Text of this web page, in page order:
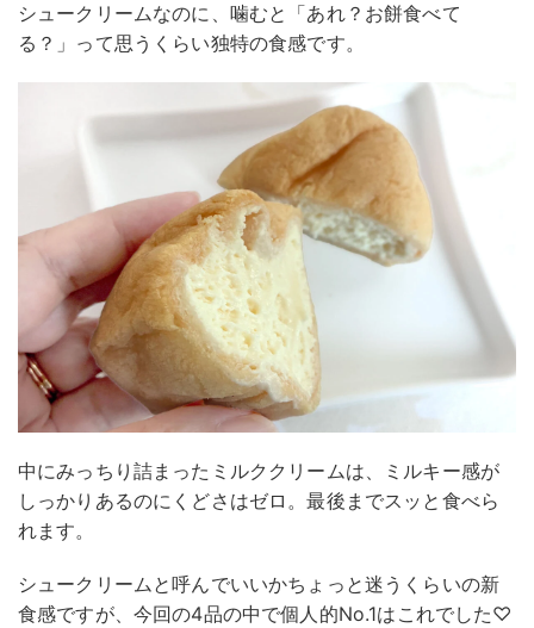
シュークリームなのに、噛むと「あれ？お餅食べて
る？」って思うくらい独特の食感です。
中にみっちり詰まったミルククリームは、ミルキー感が
しっかりあるのにくどさはゼロ。最後までスッと食べら
れます。
シュークリームと呼んでいいかちょっと迷うくらいの新
食感ですが、今回の4品の中で個人的No.1はこれでした♡